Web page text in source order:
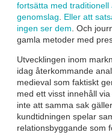
fortsätta med
genomslag. Eller att
ingen ser dem. Och
gamla metoder med
Utvecklingen inom
idag återkommande
medieval som faktiskt
med ett visst innehåll
inte att samma sak
kundtidningen spelar
relationsbyggande som